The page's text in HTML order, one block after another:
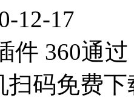
12-17
件 360通过
扫码免费下